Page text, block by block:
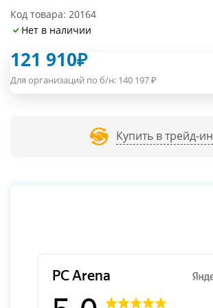
Код товара: 20164
Нет в наличии
121 910₽
Для организаций по б/н: 140 197₽
Купить в трейд-ин